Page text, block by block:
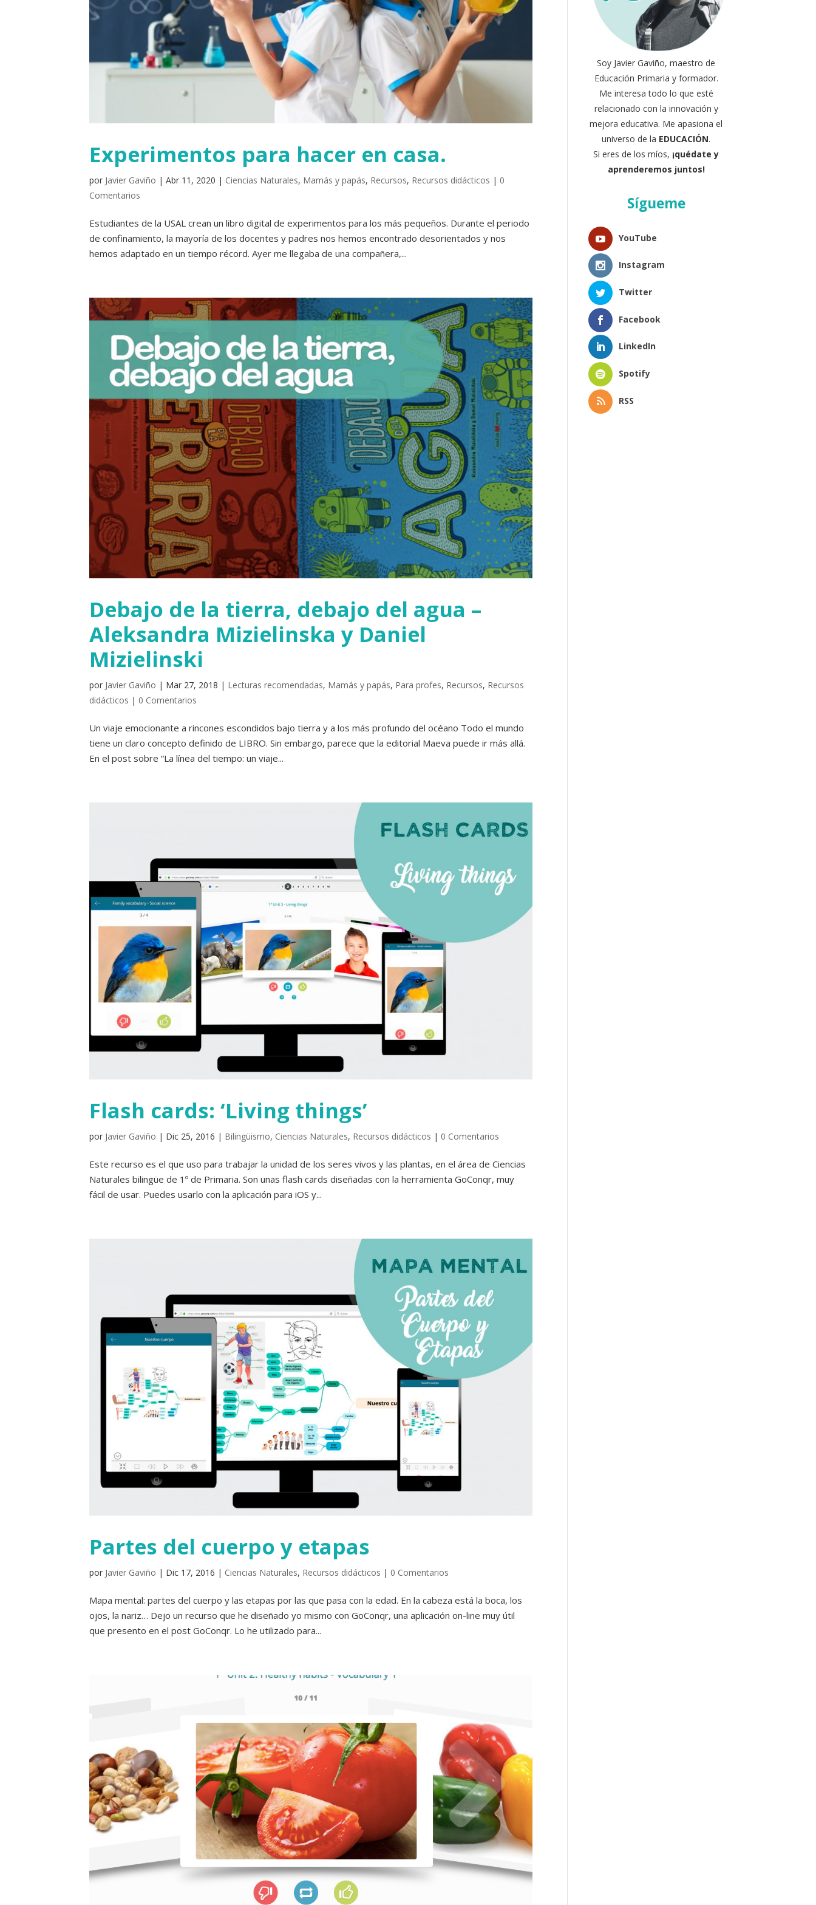
Experimentos para hacer en casa.
por Javier Gaviño | Abr 11, 2020 | Ciencias Naturales, Mamás y papás, Recursos, Recursos didácticos | 0
Comentarios
Estudiantes de la USAL crean un libro digital de experimentos para los más pequeños. Durante el periodo
de confinamiento, la mayoría de los docentes y padres nos hemos encontrado desorientados y nos
hemos adaptado en un tiempo récord. Ayer me llegaba de una compañera,...
Debajo de la tierra, debajo del agua –
Aleksandra Mizielinska y Daniel
Mizielinski
por Javier Gaviño | Mar 27, 2018 | Lecturas recomendadas, Mamás y papás, Para profes, Recursos, Recursos
didácticos | 0 Comentarios
Un viaje emocionante a rincones escondidos bajo tierra y a los más profundo del océano Todo el mundo
tiene un claro concepto definido de LIBRO. Sin embargo, parece que la editorial Maeva puede ir más allá.
En el post sobre “La línea del tiempo: un viaje...
Flash cards: ‘Living things’
por Javier Gaviño | Dic 25, 2016 | Bilingüismo, Ciencias Naturales, Recursos didácticos | 0 Comentarios
Este recurso es el que uso para trabajar la unidad de los seres vivos y las plantas, en el área de Ciencias
Naturales bilingüe de 1º de Primaria. Son unas flash cards diseñadas con la herramienta GoConqr, muy
fácil de usar. Puedes usarlo con la aplicación para iOS y...
Partes del cuerpo y etapas
por Javier Gaviño | Dic 17, 2016 | Ciencias Naturales, Recursos didácticos | 0 Comentarios
Mapa mental: partes del cuerpo y las etapas por las que pasa con la edad. En la cabeza está la boca, los
ojos, la nariz… Dejo un recurso que he diseñado yo mismo con GoConqr, una aplicación on-line muy útil
que presento en el post GoConqr. Lo he utilizado para...
Soy Javier Gaviño, maestro de
Educación Primaria y formador.
Me interesa todo lo que esté
relacionado con la innovación y
mejora educativa. Me apasiona el
universo de la EDUCACIÓN.
Si eres de los míos, ¡quédate y
aprenderemos juntos!
Sígueme
YouTube
Instagram
Twitter
Facebook
LinkedIn
Spotify
RSS